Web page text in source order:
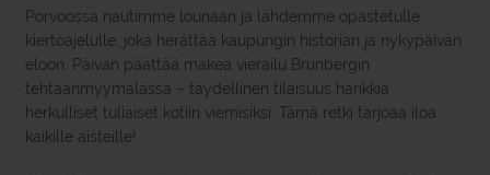
Porvoossa nautimme lounaan ja lähdemme opastetulle
kiertoajelulle, joka herättää kaupungin historian ja nykypäivän
eloon. Päivän päättää makea vierailu Brunbergin
tehtaanmyymälässä – täydellinen tilaisuus hankkia
herkulliset tuliaiset kotiin viemisiksi. Tämä retki tarjoaa iloa
kaikille aisteille!